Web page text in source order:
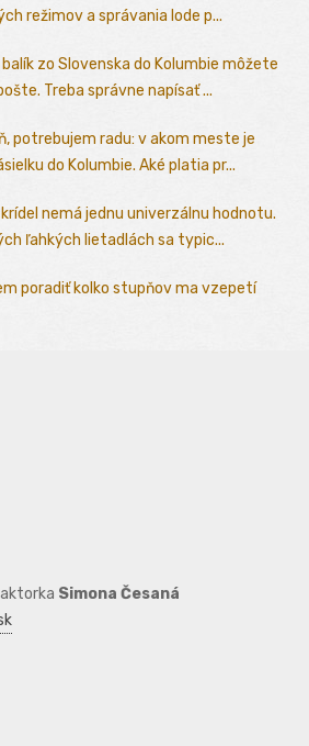
režimov a správania lode p...
balík zo Slovenska do Kolumbie môžete
Treba správne napísať ...
potrebujem radu: v akom meste je
do Kolumbie. Aké platia pr...
nemá jednu univerzálnu hodnotu.
ľahkých lietadlách sa typic...
poradiť kolko stupňov ma vzepetí
Simona Česaná